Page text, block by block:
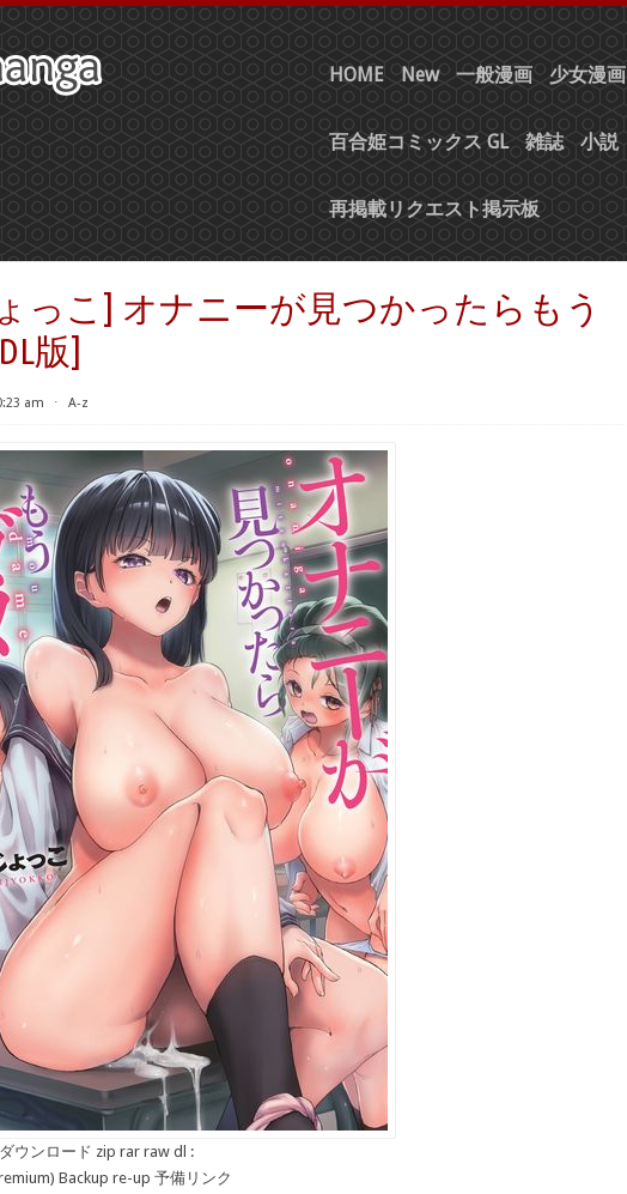
HOME New 一般漫画 少女漫画
百合姫コミックス GL 雑誌 小説
再掲載リクエスト掲示板
っこ] オナニーが見つかったらもう
版]
am ⋅ A-z
ウンロード zip rar raw dl :
Backup re-up 予備リンク